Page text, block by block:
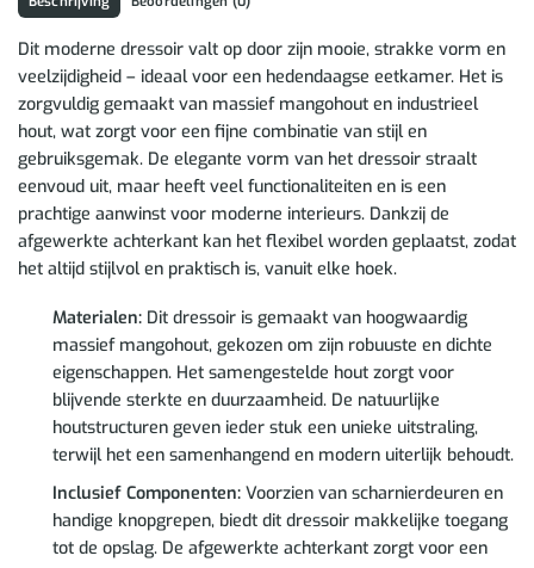
Dit moderne dressoir valt op door zijn mooie, strakke vorm en
veelzijdigheid – ideaal voor een hedendaagse eetkamer. Het is
zorgvuldig gemaakt van massief mangohout en industrieel
hout, wat zorgt voor een fijne combinatie van stijl en
gebruiksgemak. De elegante vorm van het dressoir straalt
eenvoud uit, maar heeft veel functionaliteiten en is een
prachtige aanwinst voor moderne interieurs. Dankzij de
afgewerkte achterkant kan het flexibel worden geplaatst, zodat
het altijd stijlvol en praktisch is, vanuit elke hoek.
Materialen:Dit dressoir is gemaakt van hoogwaardig
massief mangohout, gekozen om zijn robuuste en dichte
eigenschappen. Het samengestelde hout zorgt voor
blijvende sterkte en duurzaamheid. De natuurlijke
houtstructuren geven ieder stuk een unieke uitstraling,
terwijl het een samenhangend en modern uiterlijk behoudt.
Inclusief Componenten:Voorzien van scharnierdeuren en
handige knopgrepen, biedt dit dressoir makkelijke toegang
tot de opslag. De afgewerkte achterkant zorgt voor een